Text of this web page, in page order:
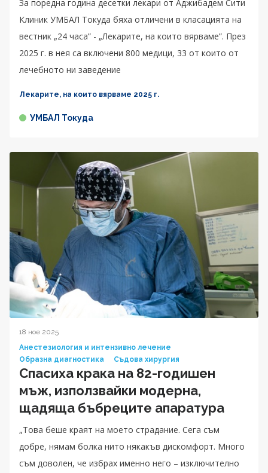
За поредна година десетки лекари от Аджибадем Сити
Клиник УМБАЛ Токуда бяха отличени в класацията на
вестник „24 часа” - „Лекарите, на които вярваме”. През
2025 г. в нея са включени 800 медици, 33 от които от
лечебното ни заведение
Лекарите, на които вярваме 2025 г.
УМБАЛ Токуда
18 ное 2025
Анестезиология и интензивно лечение
Образна диагностика
Съдова хирургия
Спасиха крака на 82-годишен
мъж, използвайки модерна,
щадяща бъбреците апаратура
„Това беше краят на моето страдание. Сега съм
добре, нямам болка нито някакъв дискомфорт. Много
съм доволен, че избрах именно него – изключително